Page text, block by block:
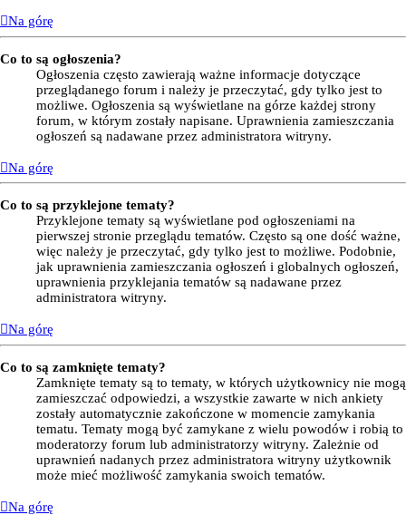
Na górę
Co to są ogłoszenia?
Ogłoszenia często zawierają ważne informacje dotyczące
przeglądanego forum i należy je przeczytać, gdy tylko jest to
możliwe. Ogłoszenia są wyświetlane na górze każdej strony
forum, w którym zostały napisane. Uprawnienia zamieszczania
ogłoszeń są nadawane przez administratora witryny.
Na górę
Co to są przyklejone tematy?
Przyklejone tematy są wyświetlane pod ogłoszeniami na
pierwszej stronie przeglądu tematów. Często są one dość ważne,
więc należy je przeczytać, gdy tylko jest to możliwe. Podobnie,
jak uprawnienia zamieszczania ogłoszeń i globalnych ogłoszeń,
uprawnienia przyklejania tematów są nadawane przez
administratora witryny.
Na górę
Co to są zamknięte tematy?
Zamknięte tematy są to tematy, w których użytkownicy nie mogą
zamieszczać odpowiedzi, a wszystkie zawarte w nich ankiety
zostały automatycznie zakończone w momencie zamykania
tematu. Tematy mogą być zamykane z wielu powodów i robią to
moderatorzy forum lub administratorzy witryny. Zależnie od
uprawnień nadanych przez administratora witryny użytkownik
może mieć możliwość zamykania swoich tematów.
Na górę